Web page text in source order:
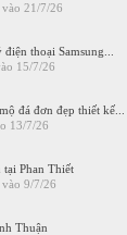
21/7/26
thoại Samsung...
15/7/26
đá đơn đẹp thiết kế...
13/7/26
Phan Thiết
9/7/26
Thuận